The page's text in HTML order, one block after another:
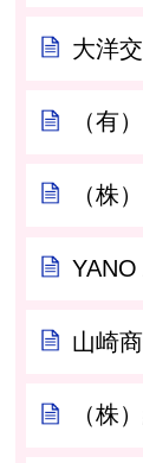
大洋
（有
（株
山崎
（株